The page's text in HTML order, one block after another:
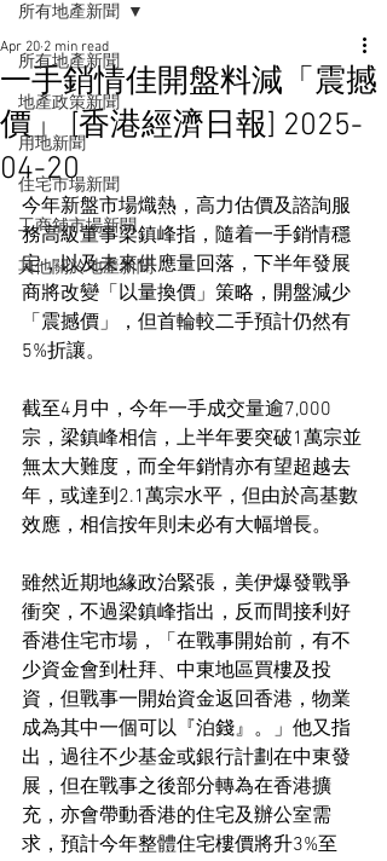
所有地產新聞
地產政策新聞
用地新聞
住宅市場新聞
工商舖市場新聞
其他關於地產新聞
所有地產新聞
一手銷情佳開盤料減「震撼
價」 [香港經濟日報] 2025-
04-20
Apr 20 2 min read
今年新盤市場熾熱，高力估價及諮詢服
務高級董事梁鎮峰指，隨着一手銷情穩
定，以及未來供應量回落，下半年發展
商將改變「以量換價」策略，開盤減少
「震撼價」，但首輪較二手預計仍然有
5%折讓。
截至4月中，今年一手成交量逾7,000
宗，梁鎮峰相信，上半年要突破1萬宗並
無太大難度，而全年銷情亦有望超越去
年，或達到2.1萬宗水平，但由於高基數
效應，相信按年則未必有大幅增長。
雖然近期地緣政治緊張，美伊爆發戰爭
衝突，不過梁鎮峰指出，反而間接利好
香港住宅市場，「在戰事開始前，有不
少資金會到杜拜、中東地區買樓及投
資，但戰事一開始資金返回香港，物業
成為其中一個可以『泊錢』。」他又指
出，過往不少基金或銀行計劃在中東發
展，但在戰事之後部分轉為在香港擴
充，亦會帶動香港的住宅及辦公室需
求，預計今年整體住宅樓價將升3%至